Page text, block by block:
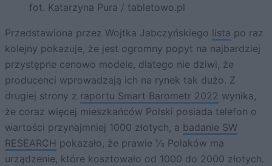
fot. Katarzyna Pura / tabletowo.pl
Przedstawiona przez Wojtka Jabczyńskiego lista po raz
kolejny pokazuje, że jest ogromny popyt na najbardziej
przystępne cenowo modele, dlatego nie dziwi, że
producenci wprowadzają ich na rynek tak dużo. Z
drugiej strony z raportu Smart Barometr 2022 wynika,
że coraz więcej mieszkańców Polski posiada telefon o
wartości przynajmniej 1000 złotych, a badanie SW
RESEARCH pokazało, że prawie ⅓ Polaków ma
urządzenie, które kosztowało od 1000 do 2000 złotych.